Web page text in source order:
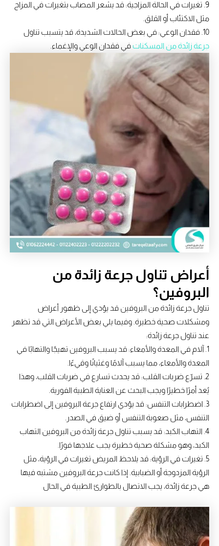
9. تغيرات في الحالة المزاجية: قد يشعر المصاب بتغيرات في المزاج
مثل الاكتئاب أو القلق.
10. فقدان الوعي: في بعض الحالات الشديدة، قد يتسبب تناول
جرعة زائدة من المسكناتفي فقدان الوعي والإغماء.
أعراض تناول جرعة زائدة من
البروفين؟
تناول جرعة زائدة من البروفين قد يؤدي إلى ظهور أعراض
ومشكلات صحية خطيرة. وفيما يلي بعض الأعراض التي قد تظهر
عند تناول جرعة زائدة:
1. آلام في المعدة والأمعاء: قد يسبب البروفين تهيجًا والتهابًا في
المعدة والأمعاء، مما يسبب آلامًا وغثيانًا وقيءًا.
2. تسرّع ضربات القلب: قد يحدث تسارع في ضربات القلب، وهذا
يُعد أمرًا خطيرًا ويجب البحث عن العناية الطبية الفورية.
3. اضطرابات التنفس: قد يؤدي ارتفاع جرعة البروفين إلى اضطرابات
التنفس، مثل صعوبة التنفس أو ضيق في الصدر.
4. التهاب الكبد: قد يسبب تناول جرعة زائدة من البروفين التهاب
الكبد، وهو مشكلة صحية خطيرة يجب علاجها فورًا.
5. تغيرات في الرؤية: قد يلاحظ المريض تغيرات في الرؤية، مثل
الرؤية المزدوجة أو الضبابية. إذا كانت جرعة البروفين مشتبه فيها
هي جرعة زائدة، يجب الاتصال بالطوارئ الطبية في الحال